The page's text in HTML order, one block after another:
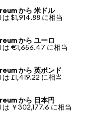
から 米ドル
は $1,914.88 に相当
から ユーロ
は €1,656.47 に相当
から 英ポンド
は £1,419.22 に相当
から 日本円
は ￥302,177.6 に相当